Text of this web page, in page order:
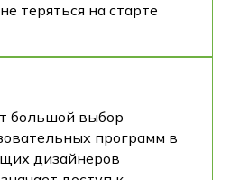
теряться на старте
большой выбор
программ в
дизайнеров